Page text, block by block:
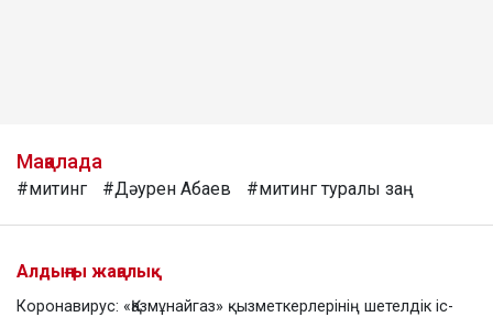
Мақалада
#митинг #Дәурен Абаев #митинг туралы заң
Алдыңғы жаңалық
Коронавирус: «Қазмұнайгаз» қызметкерлерінің шетелдік іс-